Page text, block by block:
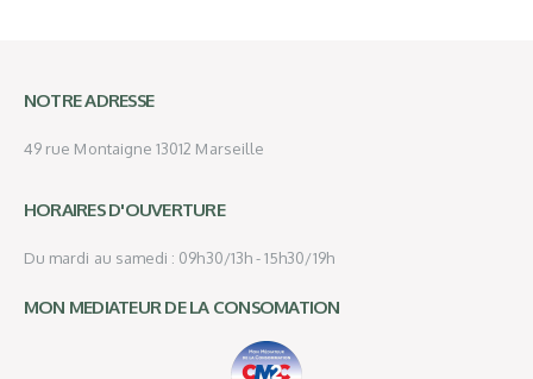
NOTRE ADRESSE
49 rue Montaigne 13012 Marseille
HORAIRES D'OUVERTURE
Du mardi au samedi : 09h30/13h - 15h30/19h
MON MEDIATEUR DE LA CONSOMATION